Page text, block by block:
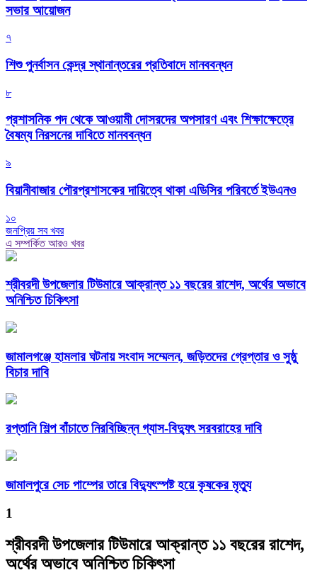
সভার আয়োজন
৭
শিশু পুনর্বাসন কেন্দ্র স্থানান্তরের প্রতিবাদে মানববন্ধন
৮
প্রশাসনিক পদ থেকে আওয়ামী দোসরদের অপসারণ এবং শিক্ষাক্ষেত্রে
বৈষম্য নিরসনের দাবিতে মানববন্ধন
৯
বিয়ানীবাজার পৌরপ্রশাসকের দায়িত্বে থাকা এডিসির পরিবর্তে ইউএনও
১০
জনপ্রিয় সব খবর
এ সম্পর্কিত আরও খবর
শ্রীবরদী উপজেলার টিউমারে আক্রান্ত ১১ বছরের রাশেদ, অর্থের অভাবে
অনিশ্চিত চিকিৎসা
জামালগঞ্জে হামলার ঘটনায় সংবাদ সম্মেলন, জড়িতদের গ্রেপ্তার ও সুষ্ঠু
বিচার দাবি
রপ্তানি শিল্প বাঁচাতে নিরবিচ্ছিন্ন গ্যাস-বিদ্যুৎ সরবরাহের দাবি
জামালপুরে সেচ পাম্পের তারে বিদ্যুৎস্পষ্ট হয়ে কৃষকের মৃত্যু
1
শ্রীবরদী উপজেলার টিউমারে আক্রান্ত ১১ বছরের রাশেদ,
অর্থের অভাবে অনিশ্চিত চিকিৎসা